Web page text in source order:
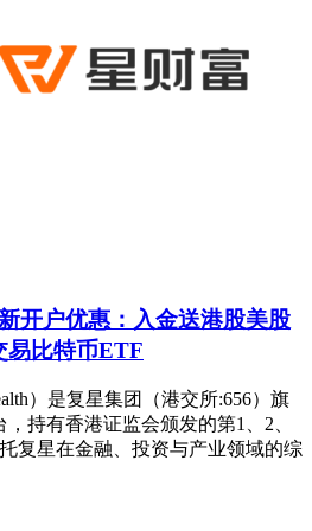
开户优惠：入金送港股美股
易比特币ETF
）是复星集团（港交所:656）旗
持有香港证监会颁发的第1、2、
复星在金融、投资与产业领域的综